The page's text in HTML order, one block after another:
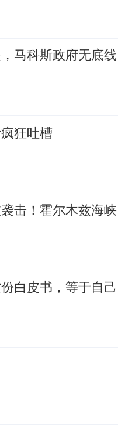
马科斯政府无底线
狂吐槽
击！霍尔木兹海峡
白皮书，等于自己